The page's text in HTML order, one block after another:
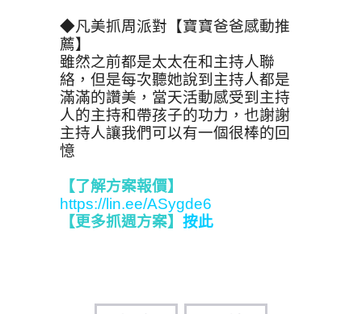
◆凡美抓周派對【寶寶爸爸感動推
薦】
雖然之前都是太太在和主持人聯
絡，但是每次聽她說到主持人都是
滿滿的讚美，當天活動感受到主持
人的主持和帶孩子的功力，也謝謝
主持人讓我們可以有一個很棒的回
憶
【了解方案報價】
https://lin.ee/ASygde6
【更多抓週方案】 按此